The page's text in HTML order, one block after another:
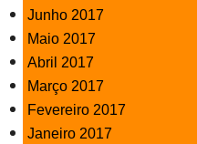
Junho 2017
Maio 2017
Abril 2017
Março 2017
Fevereiro 2017
Janeiro 2017